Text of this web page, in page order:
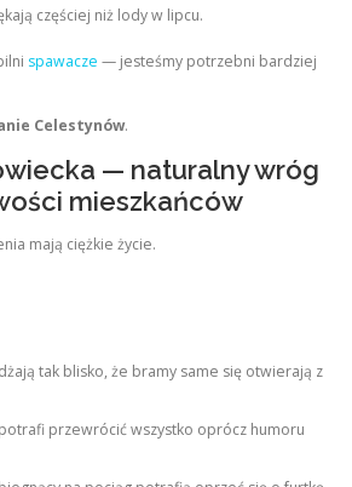
częściej niż lody w lipcu.
spawacze — jesteśmy potrzebni bardziej
Celestynów.
— naturalny wróg
mieszkańców
mają ciężkie życie.
tak blisko, że bramy same się otwierają z
przewrócić wszystko oprócz humoru